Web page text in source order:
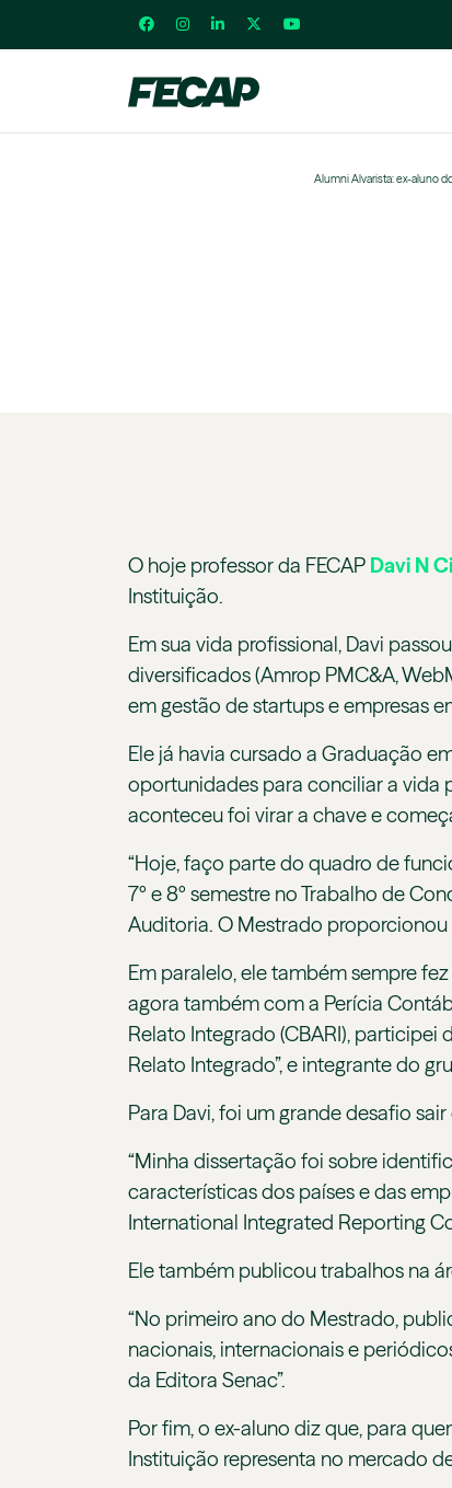
Alumni Alvarista: ex-aluno
O hoje professor da FECAP Davi N
Instituição.
Em sua vida profissional, Davi
diversificados (Amrop PMC&A,
em gestão de startups e empresas
Ele já havia cursado a Graduação
oportunidades para conciliar a vida
aconteceu foi virar a chave e
“Hoje, faço parte do quadro de
7º e 8º semestre no Trabalho de
Auditoria. O Mestrado proporcionou
Em paralelo, ele também sempre
agora também com a Perícia
Relato Integrado (CBARI),
Relato Integrado”, e integrante do
Para Davi, foi um grande desafio
“Minha dissertação foi sobre
características dos países e das
International Integrated Reporting
Ele também publicou trabalhos na
“No primeiro ano do Mestrado,
nacionais, internacionais e
da Editora Senac”.
Por fim, o ex-aluno diz que, para
Instituição representa no mercado